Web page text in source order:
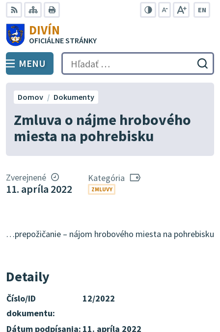
Preskočiť
na
obsah
RSS Mapa
EN
DIVÍN
OFICIÁLNE STRÁNKY
PREPNÚŤ
MENU Hľadať:
Zmluva o nájme hrobového
miesta na pohrebisku
Domov Dokumenty
Zverejnené
11. apríla 2022
Kategória
ZMLUVY
…prepožičanie – nájom hrobového miesta na pohrebisku
Detaily
Číslo/ID
dokumentu:
12/2022
Dátum podpísania: 11. apríla 2022